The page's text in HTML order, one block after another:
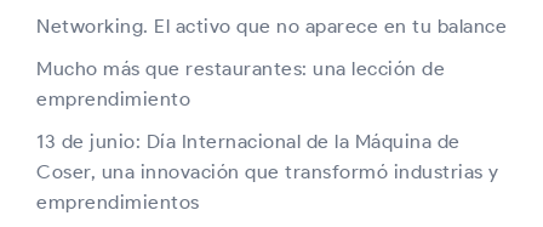
Networking. El activo que no aparece en tu balance
Mucho más que restaurantes: una lección de
emprendimiento
13 de junio: Día Internacional de la Máquina de
Coser, una innovación que transformó industrias y
emprendimientos